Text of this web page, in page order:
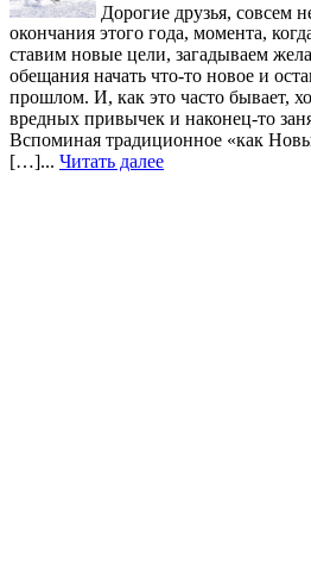
Дорогие друзья, совсем
окончания этого года, момента,
ставим новые цели, загадываем
обещания начать что-то новое и
прошлом. И, как это часто бывает,
вредных привычек и наконец-то
Вспоминая традиционное «как
[…]... Читать далее